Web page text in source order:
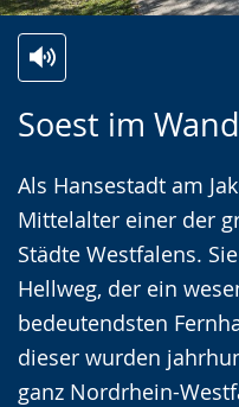
Soest im
Als Hansestadt am
Mittelalter einer der
Städte Westfalens.
Hellweg, der ein
bedeutendsten
dieser wurden
ganz Nordrhein-
Leichten
wechseln.
Audio-
Video
Deutscher
Gebärdensprache
wird
angezeigt.